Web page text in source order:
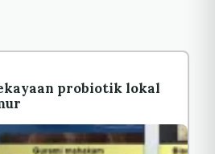
probiotik lokal